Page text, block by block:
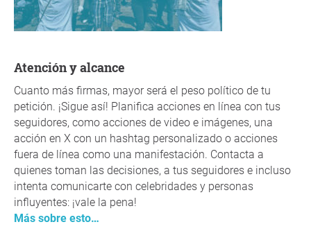
Atención y alcance
Cuanto más firmas, mayor será el peso político de tu
petición. ¡Sigue así! Planifica acciones en línea con tus
seguidores, como acciones de video e imágenes, una
acción en X con un hashtag personalizado o acciones
fuera de línea como una manifestación. Contacta a
quienes toman las decisiones, a tus seguidores e incluso
intenta comunicarte con celebridades y personas
influyentes: ¡vale la pena!
Más sobre esto…